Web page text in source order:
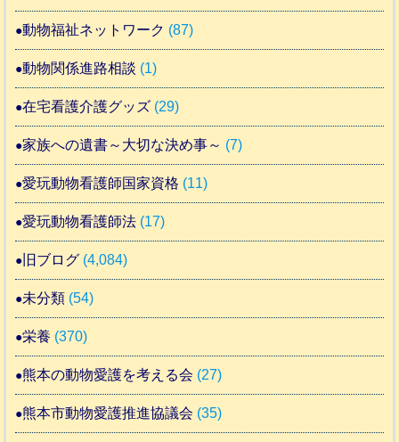
動物福祉ネットワーク (87)
動物関係進路相談 (1)
在宅看護介護グッズ (29)
家族への遺書～大切な決め事～ (7)
愛玩動物看護師国家資格 (11)
愛玩動物看護師法 (17)
旧ブログ (4,084)
未分類 (54)
栄養 (370)
熊本の動物愛護を考える会 (27)
熊本市動物愛護推進協議会 (35)